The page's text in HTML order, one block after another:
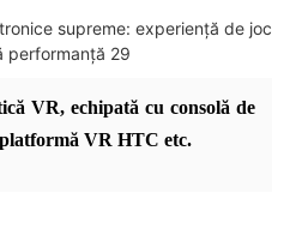
VR, echipată cu consolă de
VR HTC etc.